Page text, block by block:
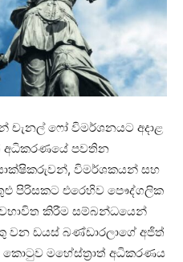
චැනල් ෆෝ විමර්ශනයට අදාළ
අධිකරණයේ පවතින
විමර්ශකයන් සහ
පිරිසකට එරෙහිව පෞද්ගලික
කිරීම සම්බන්ධයෙන්
වන ඩයස් බණ්ඩාරලාගේ අජිත්
කොටුව මහේස්ත්‍රාත් අධිකරණය